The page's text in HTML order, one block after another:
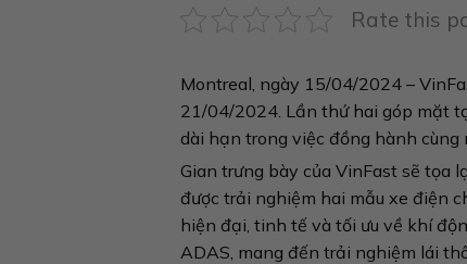
Rate this
Montreal, ngày 15/04/2024 –
21/04/2024. Lần thứ hai góp mặt
dài hạn trong việc đồng hành cùng
Gian trưng bày của VinFast sẽ tọa
được trải nghiệm hai mẫu xe điện
hiện đại, tinh tế và tối ưu về khí
ADAS, mang đến trải nghiệm lái